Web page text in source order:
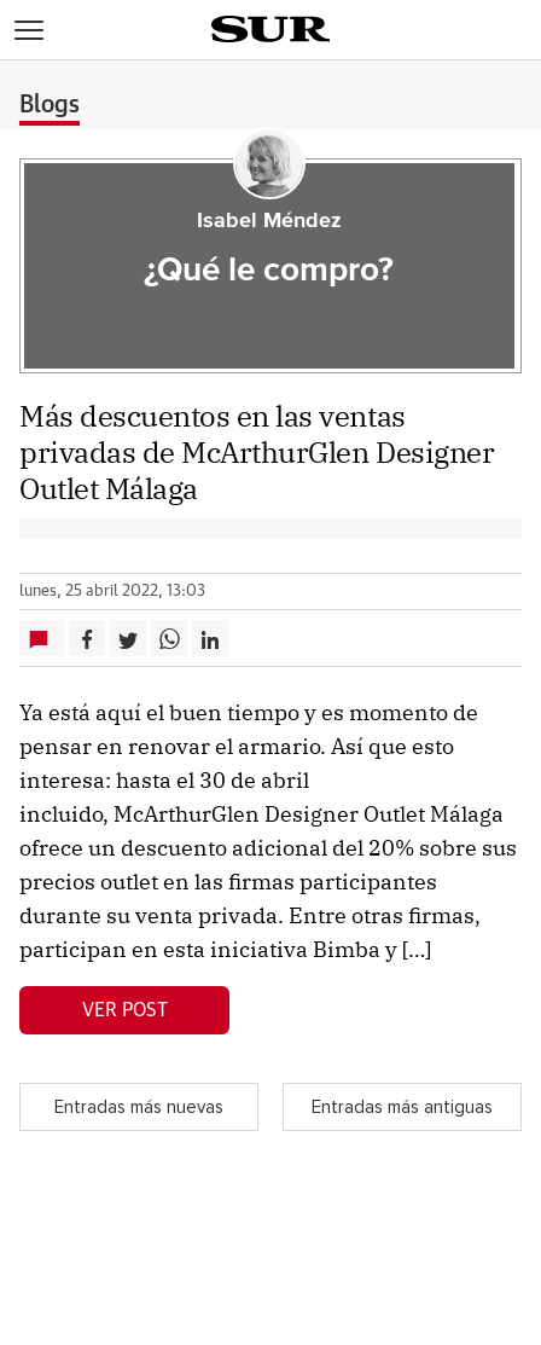
Blogs
Isabel Méndez
¿Qué le compro?
Más descuentos en las ventas
privadas de McArthurGlen Designer
Outlet Málaga
lunes, 25 abril 2022, 13:03
Ya está aquí el buen tiempo y es momento de
pensar en renovar el armario. Así que esto
interesa: hasta el 30 de abril
incluido, McArthurGlen Designer Outlet Málaga
ofrece un descuento adicional del 20% sobre sus
precios outlet en las firmas participantes
durante su venta privada. Entre otras firmas,
participan en esta iniciativa Bimba y […]
VER POST
Entradas más nuevas Entradas más antiguas